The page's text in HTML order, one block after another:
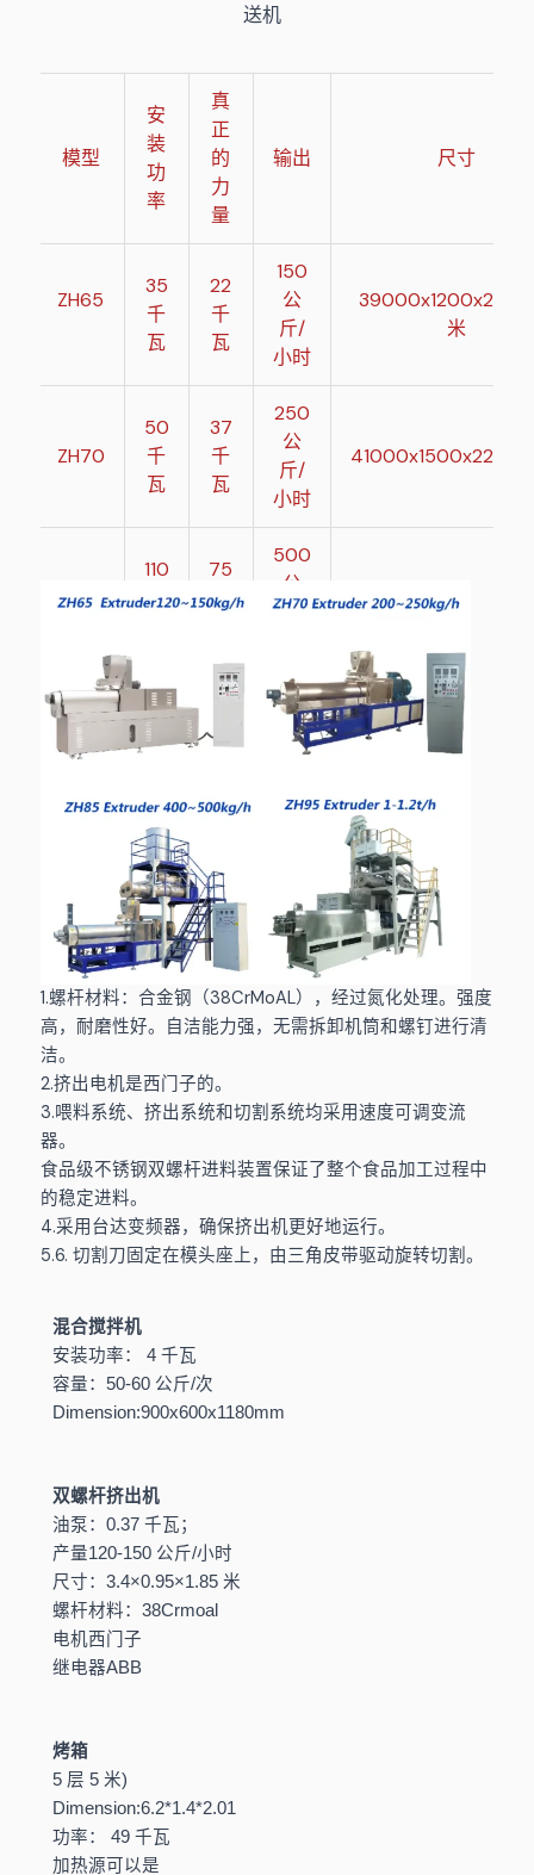
送机
模型
安
装
功
率
真
正
的
力
量
输出 尺寸
ZH65
35
千
瓦
22
千
瓦
150
公
斤/
小时
39000x1200x2200
米
ZH70
50
千
瓦
37
千
瓦
250
公
斤/
小时
41000x1500x2200
ZH85
110
千
75
千
500
公
斤/
ZH95
151
千
千
1 吨/
小时
4700x1900x4800
1.螺杆材料：合金钢（38CrMoAL），经过氮化处理。强度
高，耐磨性好。自洁能力强，无需拆卸机筒和螺钉进行清
洁。
2.挤出电机是西门子的。
3.喂料系统、挤出系统和切割系统均采用速度可调变流
器。
食品级不锈钢双螺杆进料装置保证了整个食品加工过程中
的稳定进料。
4.采用台达变频器，确保挤出机更好地运行。
5.6. 切割刀固定在模头座上，由三角皮带驱动旋转切割。
混合搅拌机
安装功率： 4 千瓦
容量：50-60 公斤/次
Dimension:900x600x1180mm
双螺杆挤出机
油泵：0.37 千瓦；
产量120-150 公斤/小时
尺寸：3.4×0.95×1.85 米
螺杆材料：38Crmoal
电机西门子
继电器ABB
烤箱
5 层 5 米)
Dimension:6.2*1.4*2.01
功率： 49 千瓦
加热源可以是